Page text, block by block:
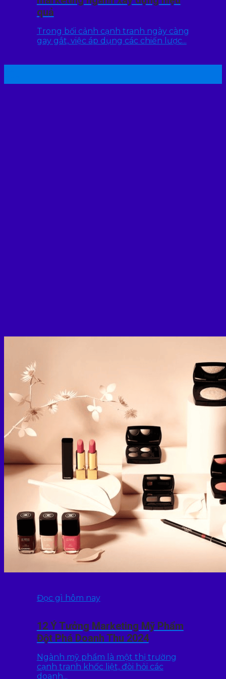
quả
Trong bối cảnh cạnh tranh ngày càng
gay gắt, việc áp dụng các chiến lược...
Đọc gì hôm nay
12 Ý Tưởng Marketing Mỹ Phẩm
Đột Phá Doanh Thu 2024
Ngành mỹ phẩm là một thị trường
cạnh tranh khốc liệt, đòi hỏi các
doanh...